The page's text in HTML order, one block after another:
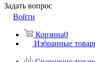
Задать вопрос
Войти
Корзина0
Избранные